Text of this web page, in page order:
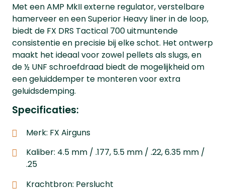
Met een AMP MkII externe regulator, verstelbare
hamerveer en een Superior Heavy liner in de loop,
biedt de FX DRS Tactical 700 uitmuntende
consistentie en precisie bij elke schot. Het ontwerp
maakt het ideaal voor zowel pellets als slugs, en
de ½ UNF schroefdraad biedt de mogelijkheid om
een geluiddemper te monteren voor extra
geluidsdemping.
Specificaties:
Merk: FX Airguns
Kaliber: 4.5 mm / .177, 5.5 mm / .22, 6.35 mm /
.25
Krachtbron: Perslucht